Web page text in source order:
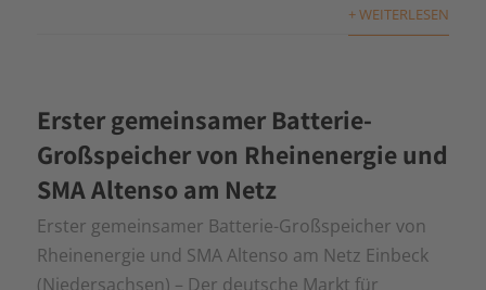
+ WEITERLESEN
Erster gemeinsamer Batterie-
Großspeicher von Rheinenergie und
SMA Altenso am Netz
Erster gemeinsamer Batterie-Großspeicher von
Rheinenergie und SMA Altenso am Netz Einbeck
(Niedersachsen) – Der deutsche Markt für